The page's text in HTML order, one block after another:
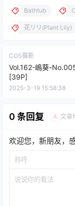
Bathtub
花リリ(Plant Lily)
COS摄影
Vol.162-嶋葵-
[39P]
2025-3-19 15:58:38
0 条回复 A 文章
欢迎您，新朋友，